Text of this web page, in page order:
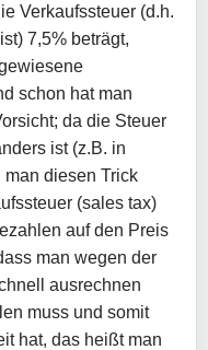
Verkaufssteuer (d.h.
7,5% beträgt,
schon hat man
da die Steuer
ist (z.B. in
man diesen Trick
(sales tax)
auf den Preis
man wegen der
ausrechnen
muss und somit
hat, das heißt man